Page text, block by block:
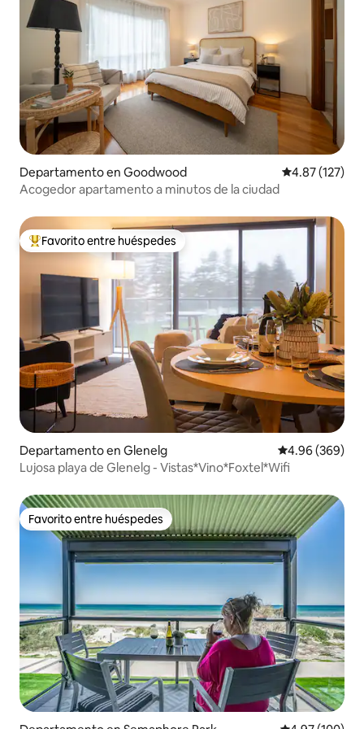
Departamento en Goodwood Calificación
4.87 (127)
Acogedor apartamento a minutos de la ciudad
De los mejores en Favorito entre huéspedes
Favorito entre huéspedes
Departamento en Glenelg Calificación
4.96 (369)
Lujosa playa de Glenelg - Vistas*Vino*Foxtel*Wifi
Favorito entre huéspedes
Favorito entre huéspedes